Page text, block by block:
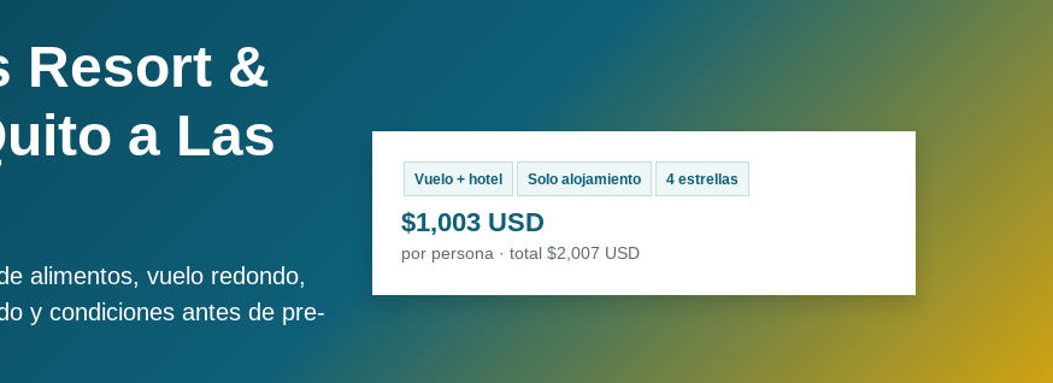
Resort &
a Las
alimentos, vuelo redondo,
y condiciones antes de pre-
Vuelo + hotel Solo alojamiento 4 estrellas
$1,003 USD
por persona · total $2,007 USD